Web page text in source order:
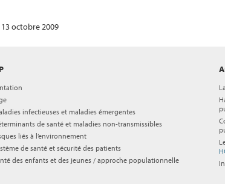
octobre 2009
infectieuses et maladies émergentes
de santé et maladies non-transmissibles
liés à l’environnement
de santé et sécurité des patients
des enfants et des jeunes / approche populationnelle